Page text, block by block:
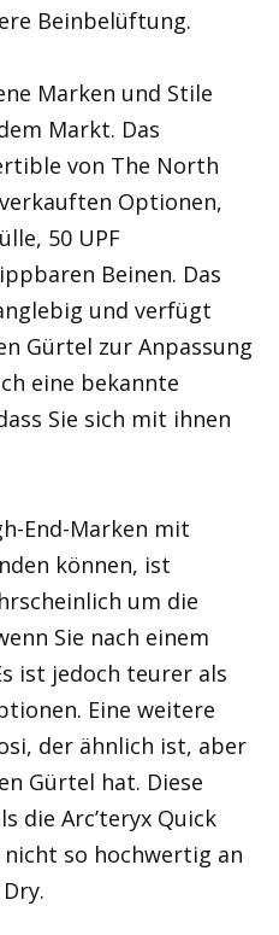
Beinbelüftung.
Marken und Stile
Markt. Das
von The North
Optionen,
50 UPF
Beinen. Das
und verfügt
Gürtel zur Anpassung
eine bekannte
Sie sich mit ihnen
End-Marken mit
können, ist
um die
Sie nach einem
ist jedoch teurer als
Eine weitere
der ähnlich ist, aber
Gürtel hat. Diese
die Arc’teryx Quick
so hochwertig an